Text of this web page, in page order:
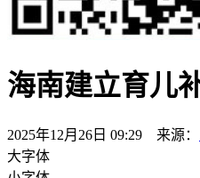
海南建立育儿
2025年12月26日 09:29 来源：
大字体